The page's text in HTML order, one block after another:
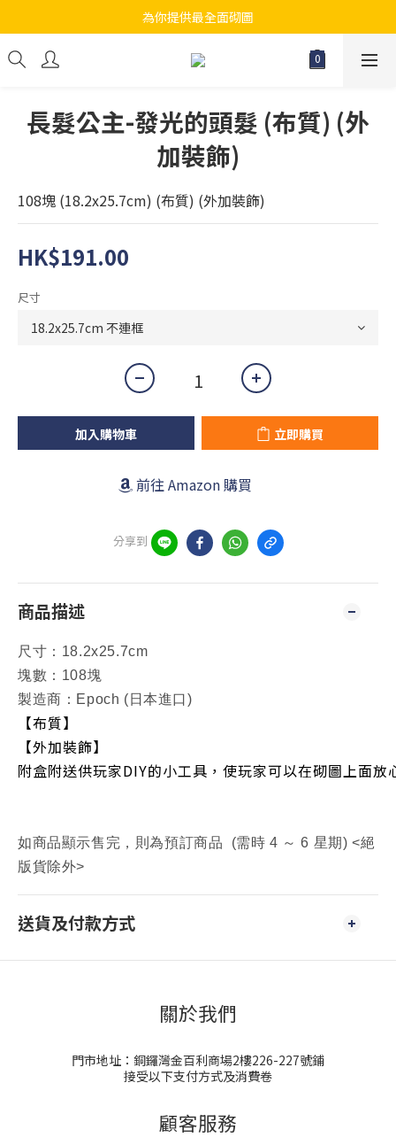
江帆天楊砌圖
為你提供最全面砌圖
無論大人小朋友都會搵到佢哋最鐘意既砌圖
長髮公主-發光的頭髮 (布質) (外
加裝飾)
108塊 (18.2x25.7cm) (布質) (外加裝飾)
HK$191.00
尺寸
加入購物車 立即購買
前往 Amazon 購買
分享到
商品描述
尺寸：18.2x25.7cm
塊數：108塊
製造商：Epoch (日本進口)
【布質】
【外加裝飾】
附盒附送供玩家DIY的小工具，使玩家可以在砌圖上面放
如商品顯示售完，則為預訂商品 (需時 4 ～ 6 星期) <絕
版貨除外>
送貨及付款方式
關於我們
門市地址：銅鑼灣金百利商場2樓226-227號鋪
接受以下支付方式及消費卷
顧客服務